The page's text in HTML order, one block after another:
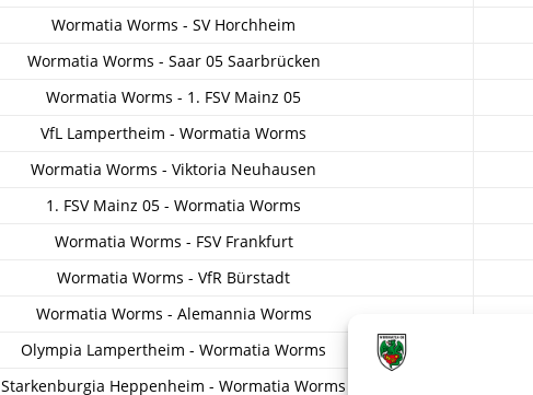
Wormatia Worms - SV Horchheim
Wormatia Worms - Saar 05 Saarbrücken
Wormatia Worms - 1. FSV Mainz 05
VfL Lampertheim - Wormatia Worms
Wormatia Worms - Viktoria Neuhausen
1. FSV Mainz 05 - Wormatia Worms
Wormatia Worms - FSV Frankfurt
Wormatia Worms - VfR Bürstadt
Wormatia Worms - Alemannia Worms
Olympia Lampertheim - Wormatia Worms
Starkenburgia Heppenheim - Wormatia Worms